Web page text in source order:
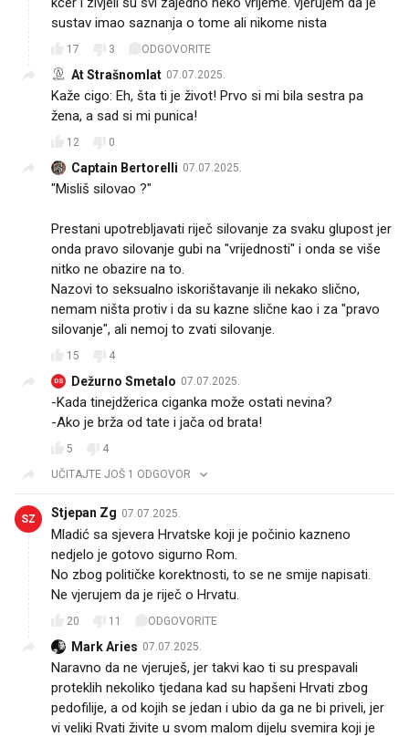
sustav imao saznanja o tome ali nikome nista
17 3 ODGOVORITE
At Strašnomlat 07.07.2025.
Kaže cigo: Eh, šta ti je život! Prvo si mi bila sestra pa
žena, a sad si mi punica!
12 0
Captain Bertorelli 07.07.2025.
"Misliš silovao ?"
Prestani upotrebljavati riječ silovanje za svaku glupost jer
onda pravo silovanje gubi na "vrijednosti" i onda se više
nitko ne obazire na to.
Nazovi to seksualno iskorištavanje ili nekako slično,
nemam ništa protiv i da su kazne slične kao i za "pravo
silovanje", ali nemoj to zvati silovanje.
15 4
DS Dežurno Smetalo 07.07.2025.
-Kada tinejdžerica ciganka može ostati nevina?
-Ako je brža od tate i jača od brata!
5
4
UČITAJTE JOŠ 1 ODGOVOR
SZ Stjepan Zg 07.07.2025.
Mladić sa sjevera Hrvatske koji je počinio kazneno
nedjelo je gotovo sigurno Rom.
No zbog političke korektnosti, to se ne smije napisati.
Ne vjerujem da je riječ o Hrvatu.
20 11 ODGOVORITE
Mark Aries 07.07.2025.
Naravno da ne vjeruješ, jer takvi kao ti su prespavali
proteklih nekoliko tjedana kad su hapšeni Hrvati zbog
pedofilije, a od kojih se jedan i ubio da ga ne bi priveli, jer
vi veliki Rvati živite u svom malom dijelu svemira koji je